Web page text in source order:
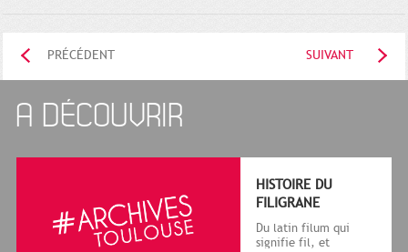
PRÉCÉDENT SUIVANT
A DÉCOUVRIR
HISTOIRE DU
FILIGRANE
Du latin filum qui
signifie fil, et